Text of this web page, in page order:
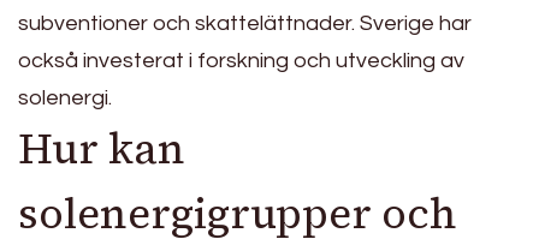
subventioner och skattelättnader. Sverige har
också investerat i forskning och utveckling av
solenergi.
Hur kan
solenergigrupper och